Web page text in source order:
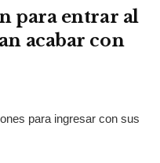
para entrar al
acabar con
para ingresar con sus